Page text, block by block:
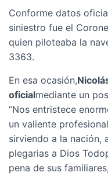
Conforme datos
siniestro fue el
quien piloteaba la
3363.
En esa ocasión,
oficialmediante un
“Nos entristece
un valiente
sirviendo a la nación,
plegarias a Dios
pena de sus